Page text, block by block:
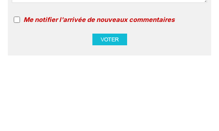
Me notifier l'arrivée de nouveaux commentaires